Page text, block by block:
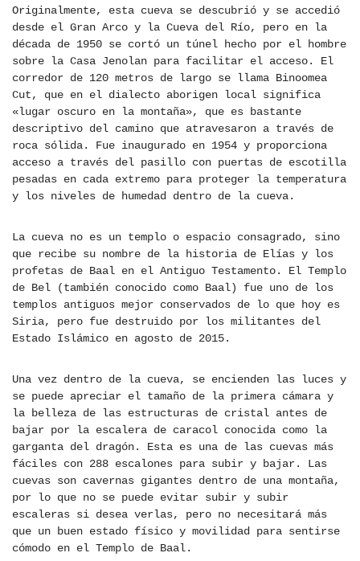
Originalmente, esta cueva se descubrió y se accedió
desde el Gran Arco y la Cueva del Río, pero en la
década de 1950 se cortó un túnel hecho por el hombre
sobre la Casa Jenolan para facilitar el acceso. El
corredor de 120 metros de largo se llama Binoomea
Cut, que en el dialecto aborigen local significa
«lugar oscuro en la montaña», que es bastante
descriptivo del camino que atravesaron a través de
roca sólida. Fue inaugurado en 1954 y proporciona
acceso a través del pasillo con puertas de escotilla
pesadas en cada extremo para proteger la temperatura
y los niveles de humedad dentro de la cueva.
La cueva no es un templo o espacio consagrado, sino
que recibe su nombre de la historia de Elías y los
profetas de Baal en el Antiguo Testamento. El Templo
de Bel (también conocido como Baal) fue uno de los
templos antiguos mejor conservados de lo que hoy es
Siria, pero fue destruido por los militantes del
Estado Islámico en agosto de 2015.
Una vez dentro de la cueva, se encienden las luces y
se puede apreciar el tamaño de la primera cámara y
la belleza de las estructuras de cristal antes de
bajar por la escalera de caracol conocida como la
garganta del dragón. Esta es una de las cuevas más
fáciles con 288 escalones para subir y bajar. Las
cuevas son cavernas gigantes dentro de una montaña,
por lo que no se puede evitar subir y subir
escaleras si desea verlas, pero no necesitará más
que un buen estado físico y movilidad para sentirse
cómodo en el Templo de Baal.